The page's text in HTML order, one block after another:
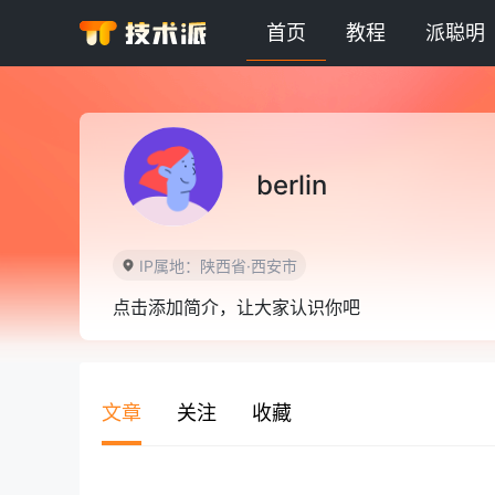
首页 教程 派聪明
berlin
IP属地：陕西省·西安市
点击添加简介，让大家认识你吧
文章 关注 收藏